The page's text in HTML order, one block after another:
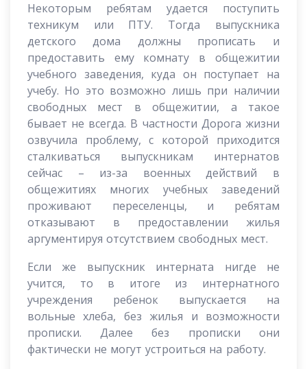
Некоторым ребятам удается поступить
техникум или ПТУ. Тогда выпускника
детского дома должны прописать и
предоставить ему комнату в общежитии
учебного заведения, куда он поступает на
учебу. Но это возможно лишь при наличии
свободных мест в общежитии, а такое
бывает не всегда. В частности Дорога жизни
озвучила проблему, с которой приходится
сталкиваться выпускникам интернатов
сейчас – из-за военных действий в
общежитиях многих учебных заведений
проживают переселенцы, и ребятам
отказывают в предоставлении жилья
аргументируя отсутствием свободных мест.
Если же выпускник интерната нигде не
учится, то в итоге из интернатного
учреждения ребенок выпускается на
вольные хлеба, без жилья и возможности
прописки. Далее без прописки они
фактически не могут устроиться на работу.